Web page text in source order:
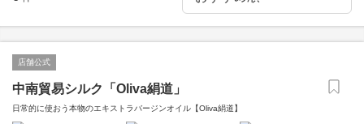
店舗公式
中南貿易シルク「Oliva絹道」
日常的に使おう本物のエキストラバージンオイル【Oliva絹道】